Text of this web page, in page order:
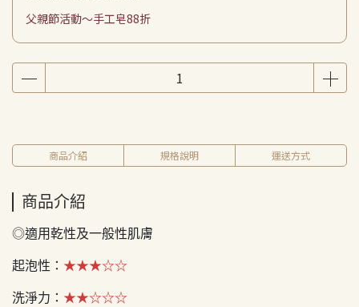
父親節活動～手工皂88折
商品介紹 規格說明 運送方式
商品介紹
◎適用乾性及一般性肌膚 ​​
起泡性： ★★★☆☆
洗淨力： ★★☆☆☆